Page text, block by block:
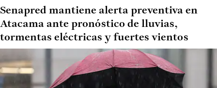
Senapred mantiene alerta preventiva en
Atacama ante pronóstico de lluvias,
tormentas eléctricas y fuertes vientos